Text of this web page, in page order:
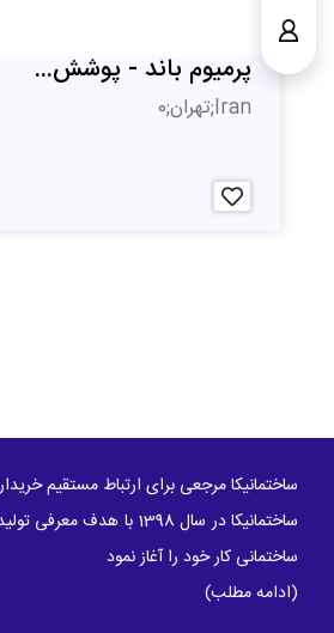
پرمیوم باند - پوشش...
Iran;تهران;0
ساختمانیکا مرجعی برای ارتباط مستقیم
ساختمانیکا در سال 1398 با
ساختمانی کار خود را آغاز نمود
(ادامه مطلب)